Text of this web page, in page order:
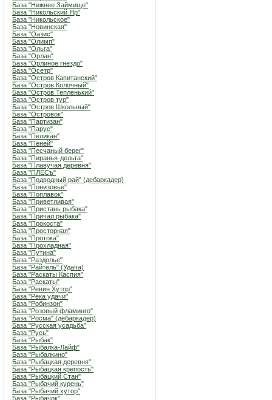
База "Нижнее Займище"
База "Никольский Яр"
База "Никольское"
База "Новинская"
База "Оазис"
База "Олимп"
База "Ольга"
База "Орлан"
База "Орлиное гнездо"
База "Осетр"
База "Остров Капитанский"
База "Остров Колочный"
База "Остров Тепленький"
База "Остров тур"
База "Остров Школьный"
База "Островок"
База "Партизан"
База "Парус"
База "Пеликан"
База "Пеней"
База "Песчаный берег"
База "Пиранья-дельта"
База "Плавучая деревня"
База "ПЛЕСъ"
База "Подводный рай" (дебаркадер)
База "Понизовье"
База "Поплавок"
База "Приветливая"
База "Пристань рыбака"
База "Причал рыбака"
База "Прокоста"
База "Просторная"
База "Протока"
База "Прохладная"
База "Путина"
База "Раздолье"
База "Райтель" (Удача)
База "Раскаты Каспия"
База "Раскаты"
База "Ревин Хутор"
База "Река удачи"
База "Робинзон"
База "Розовый фламинго"
База "Росма" (дебаркадер)
База "Русская усадьба"
База "Русь"
База "Рыбак"
База "Рыбалка-Лайф"
База "Рыбалкино"
База "Рыбацкая деревня"
База "Рыбацкая крепость"
База "Рыбацкий Стан"
База "Рыбачий курень"
База "Рыбачий хутор"
База "Рыбачок"